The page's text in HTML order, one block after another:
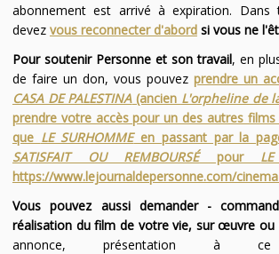
abonnement est arrivé à expiration.
devez vous reconnecter d'abordsi vous ne
Pour soutenir Personne et son travail, en
de faire un don, vous pouvez prendre un
CASA DE PALESTINA(ancien L'orpheline de
prendre votre accès pour un des autres
que LE SURHOMMEen passant par la
SATISFAIT OU REMBOURSÉpour
https://www.lejournaldepersonne.com/
Vous pouvez aussi demander -
réalisation du film de votre vie, sur œuvre ou
annonce, présentation à